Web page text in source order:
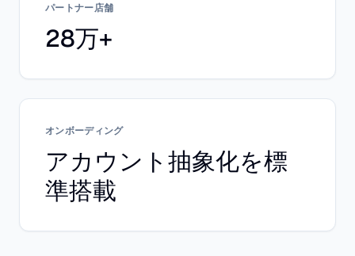
パートナー店舗
28万+
オンボーディング
アカウント抽象化を標
準搭載